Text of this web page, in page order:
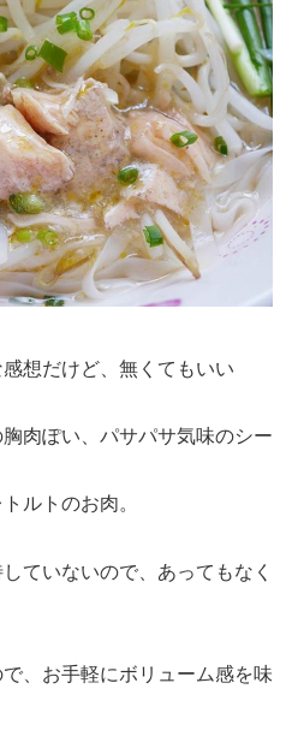
想だけど、無くてもいい
肉ぽい、パサパサ気味のシー
ルトのお肉。
ていないので、あってもなく
、お手軽にボリューム感を味